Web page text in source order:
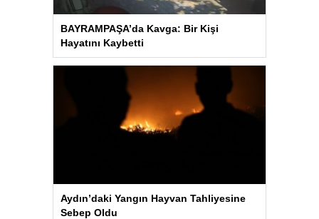
BAYRAMPAŞA’da Kavga: Bir Kişi
Hayatını Kaybetti
Aydın’daki Yangın Hayvan Tahliyesine
Sebep Oldu